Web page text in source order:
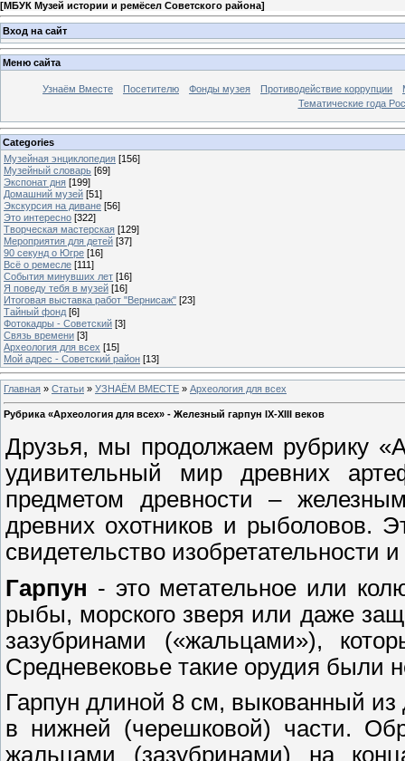
[МБУК Музей истории и ремёсел Советского района]
Вход на сайт
Меню сайта
Узнаём Вместе Посетителю Фонды музея Противодействие коррупции
Тематические года
Categories
Музейная энциклопедия [156]
Музейный словарь [69]
Экспонат дня [199]
Домашний музей [51]
Экскурсия на диване [56]
Это интересно [322]
Творческая мастерская [129]
Мероприятия для детей [37]
90 секунд о Югре [16]
Всё о ремесле [111]
События минувших лет [16]
Я поведу тебя в музей [16]
Итоговая выставка работ "Вернисаж" [23]
Тайный фонд [6]
Фотокадры - Советский [3]
Связь времени [3]
Археология для всех [15]
Мой адрес - Советский район [13]
Главная » Статьи » УЗНАЁМ ВМЕСТЕ » Археология для всех
Рубрика «Археология для всех» - Железный гарпун IX-XIII веков
Друзья, мы продолжаем рубрику
удивительный мир древних
предметом древности –
древних охотников и рыболовов.
свидетельство изобретательности
Гарпун - это метательное или
рыбы, морского зверя или даже
зазубринами («жальцами»),
Средневековье такие орудия
Гарпун длиной 8 см, выкованный
в нижней (черешковой) части.
жальцами (зазубринами) на